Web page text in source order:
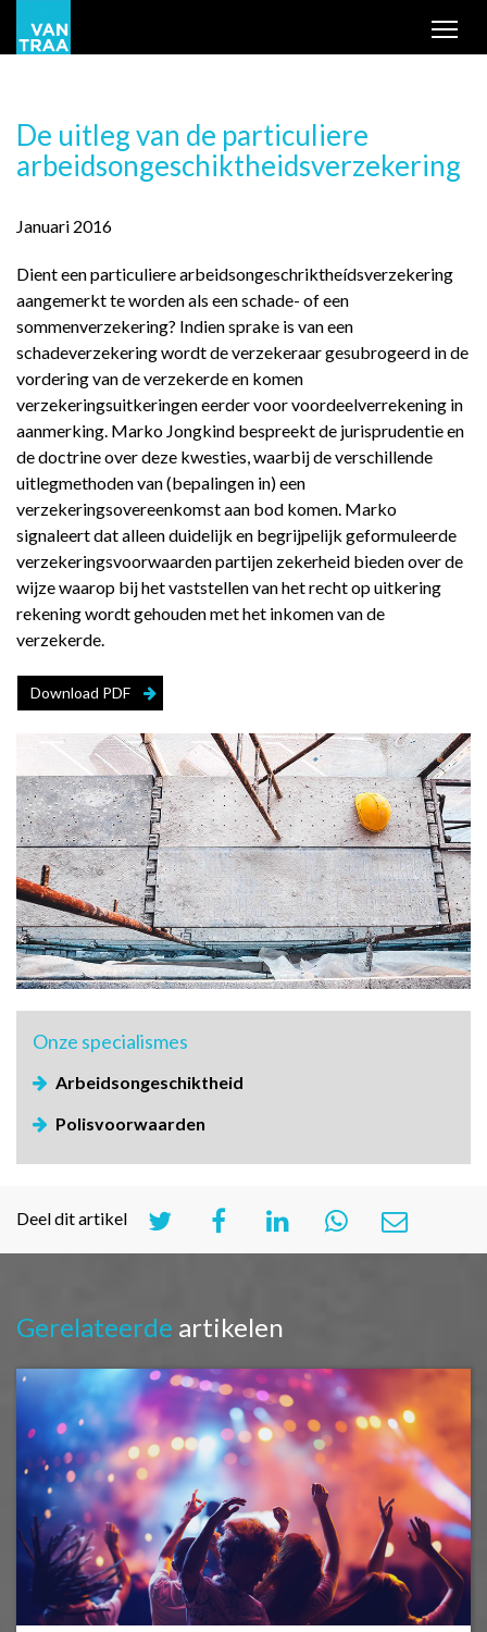
De uitleg van de particuliere
arbeidsongeschiktheidsverzekering
Januari 2016
Dient een particuliere arbeidsongeschriktheídsverzekering
aangemerkt te worden als een schade- of een
sommenverzekering? Indien sprake is van een
schadeverzekering wordt de verzekeraar gesubrogeerd in de
vordering van de verzekerde en komen
verzekeringsuitkeringen eerder voor voordeelverrekening in
aanmerking. Marko Jongkind bespreekt de jurisprudentie en
de doctrine over deze kwesties, waarbij de verschillende
uitlegmethoden van (bepalingen in) een
verzekeringsovereenkomst aan bod komen. Marko
signaleert dat alleen duidelijk en begrijpelijk geformuleerde
verzekeringsvoorwaarden partijen zekerheid bieden over de
wijze waarop bij het vaststellen van het recht op uitkering
rekening wordt gehouden met het inkomen van de
verzekerde.
Download PDF
Onze specialismes
Arbeidsongeschiktheid
Polisvoorwaarden
Deel dit artikel
Gerelateerde artikelen